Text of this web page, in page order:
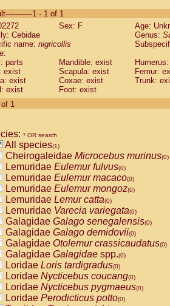
CebidaeSaguinus labiatus(0)
Cebidae Saguinus leucopus (0)
Cebidae
CebidaeSaguinus mystax
Cebidae Saguinus nigricollis (1)
Cebidae Saguinus oedipus
Cebidae Saguinus weddelli
Cebidae Saguinusspp.
Cebidae
CebidaeCebus capucinus
CebidaeCebus nigrivittatus
CebidaeCebus spp.(0)
CebidaeSaimiri boliviensis(0)
CebidaeSaimiri sciureus(0)
AtelidaeAlouatta caraya(0)
AtelidaeAlouatta fusca(0)
AtelidaeAlouatta seniculus(0)
AtelidaeAlouattaspp.(0)
AtelidaeAteles belzebuth(0)
AtelidaeAteles geoffroyi(0)
AtelidaeAteles paniscus(0)
AtelidaeAtelesspp.(0)
AtelidaeLagothrix lagothricha(0)
AtelidaeLagothrix lagothricha cana
PitheciidaeCacajao calvus
1 - 1 of 1
Sex: F
Age:
Cebidae
Genus:
name: nigricollis
parts
Mandible: exist
exist
Scapula: exist
Femur:
exist
Coxae: exist
Trunk:
exist
Foot: exist
1
* OR search
All species(1)
Cheirogaleidae Microcebus murinus(0)
Lemuridae Eulemur fulvus(0)
Lemuridae Eulemur macaco(0)
Lemuridae Eulemur mongoz(0)
Lemuridae Lemur catta(0)
Lemuridae Varecia variegata(0)
Galagidae Galago senegalensis(0)
Galagidae Galago demidovii(0)
Galagidae Otolemur crassicaudatus(0)
Galagidae Galagidae spp.(0)
Loridae Loris tardigradus(0)
Loridae Nycticebus coucang(0)
Loridae Nycticebus pygmaeus(0)
Loridae Perodicticus potto(0)